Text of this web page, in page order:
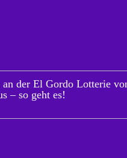
der El Gordo Lotterie
– so geht es!